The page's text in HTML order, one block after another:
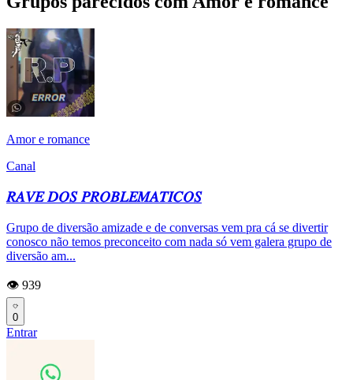
Amor e romance
Canal
𝑅𝐴𝑉𝐸 𝐷𝑂𝑆 𝑃𝑅𝑂𝐵𝐿𝐸𝑀𝐴𝑇𝐼𝐶𝑂𝑆
Grupo de diversão amizade e de conversas vem pra cá se divertir
conosco não temos preconceito com nada só vem galera grupo de
diversão am...
👁️ 939
0
Entrar